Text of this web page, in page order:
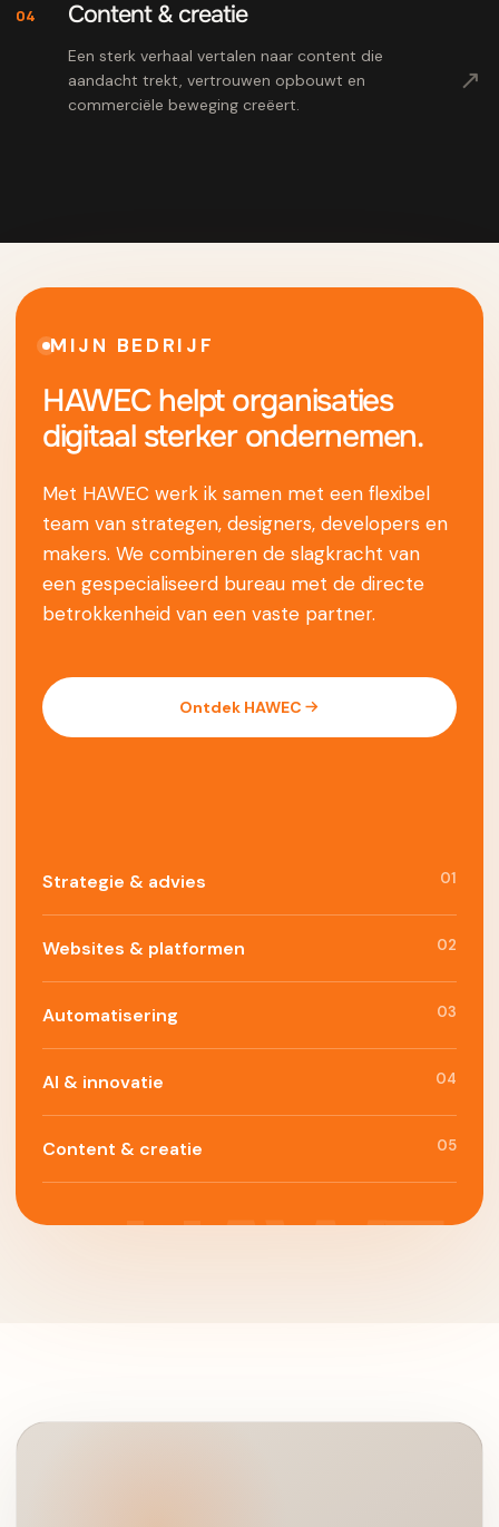
04 Content & creatie
Een sterk verhaal vertalen naar content die
aandacht trekt, vertrouwen opbouwt en
commerciële beweging creëert.
↗
MIJN BEDRIJF
HAWEC helpt organisaties
digitaal sterker ondernemen.
Met HAWEC werk ik samen met een flexibel
team van strategen, designers, developers en
makers. We combineren de slagkracht van
een gespecialiseerd bureau met de directe
betrokkenheid van een vaste partner.
Ontdek HAWEC
Strategie & advies 01
Websites & platformen 02
Automatisering 03
AI & innovatie 04
Content & creatie 05